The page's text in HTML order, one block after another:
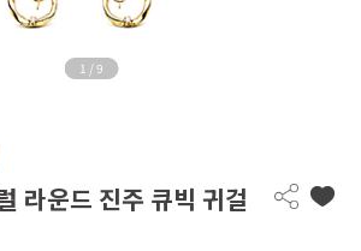
1 /9
라운드 진주 큐빅 귀걸